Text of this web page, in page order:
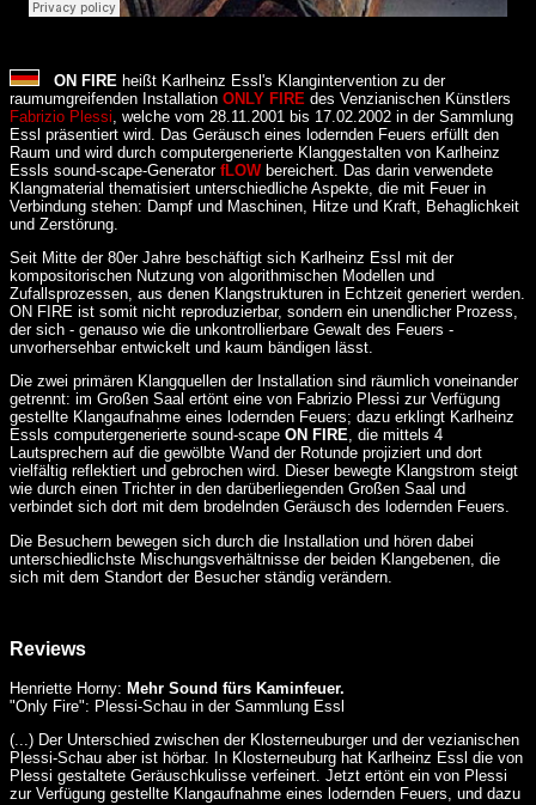
ON FIRE heißt Karlheinz Essl's Klangintervention zu der
raumumgreifenden Installation ONLY FIRE des Venzianischen Künstlers
Fabrizio Plessi , welche vom 28.11.2001 bis 17.02.2002 in der Sammlung
Essl präsentiert wird. Das Geräusch eines lodernden Feuers erfüllt den
Raum und wird durch computergenerierte Klanggestalten von Karlheinz
Essls sound-scape-Generator fLOWbereichert. Das darin verwendete
Klangmaterial thematisiert unterschiedliche Aspekte, die mit Feuer in
Verbindung stehen: Dampf und Maschinen, Hitze und Kraft, Behaglichkeit
und Zerstörung.
Seit Mitte der 80er Jahre beschäftigt sich Karlheinz Essl mit der
kompositorischen Nutzung von algorithmischen Modellen und
Zufallsprozessen, aus denen Klangstrukturen in Echtzeit generiert werden.
ON FIRE ist somit nicht reproduzierbar, sondern ein unendlicher Prozess,
der sich - genauso wie die unkontrollierbare Gewalt des Feuers -
unvorhersehbar entwickelt und kaum bändigen lässt.
Die zwei primären Klangquellen der Installation sind räumlich voneinander
getrennt: im Großen Saal ertönt eine von Fabrizio Plessi zur Verfügung
gestellte Klangaufnahme eines lodernden Feuers; dazu erklingt Karlheinz
Essls computergenerierte sound-scape ON FIRE, die mittels 4
Lautsprechern auf die gewölbte Wand der Rotunde projiziert und dort
vielfältig reflektiert und gebrochen wird. Dieser bewegte Klangstrom steigt
wie durch einen Trichter in den darüberliegenden Großen Saal und
verbindet sich dort mit dem brodelnden Geräusch des lodernden Feuers.
Die Besuchern bewegen sich durch die Installation und hören dabei
unterschiedlichste Mischungsverhältnisse der beiden Klangebenen, die
sich mit dem Standort der Besucher ständig verändern.
Reviews
Henriette Horny: Mehr Sound fürs Kaminfeuer.
"Only Fire": Plessi-Schau in der Sammlung Essl
(...) Der Unterschied zwischen der Klosterneuburger und der vezianischen
Plessi-Schau aber ist hörbar. In Klosterneuburg hat Karlheinz Essl die von
Plessi gestaltete Geräuschkulisse verfeinert. Jetzt ertönt ein von Plessi
zur Verfügung gestellte Klangaufnahme eines lodernden Feuers, und dazu